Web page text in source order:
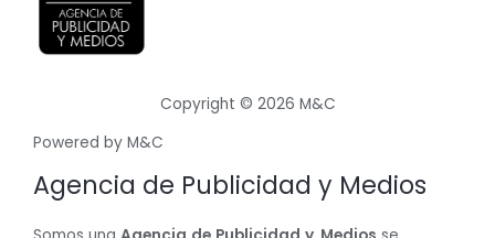
Copyright © 2026 M&C
Powered by M&C
Agencia de Publicidad y Medios